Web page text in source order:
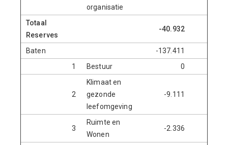
organisatie
Totaal
Reserves
-40.932
Baten -137.411
1
Bestuur 0
2
Klimaat en
gezonde
leefomgeving
-9.111
3
Ruimte en
Wonen
-2.336